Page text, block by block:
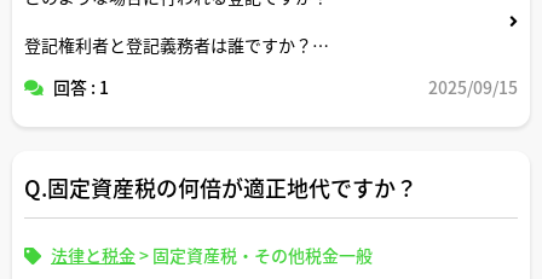
登記権利者と登記義務者は誰ですか？
登記原因証明情報としてどのような書面が必要になります
回答 : 1 2025/09/15
Q.固定資産税の何倍が適正地代ですか？
法律と税金> 固定資産税・その他税金一般